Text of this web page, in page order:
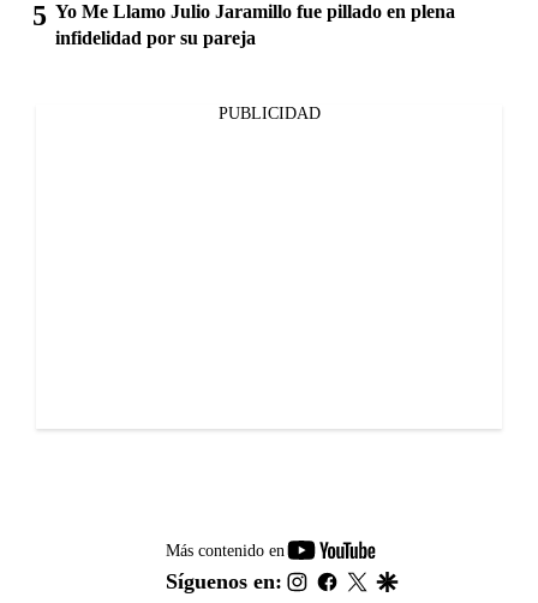
Yo Me Llamo Julio Jaramillo fue pillado en plena
infidelidad por su pareja
PUBLICIDAD
Más contenido en
youtube-
footer
Síguenos en: instagram
facebook
twitter